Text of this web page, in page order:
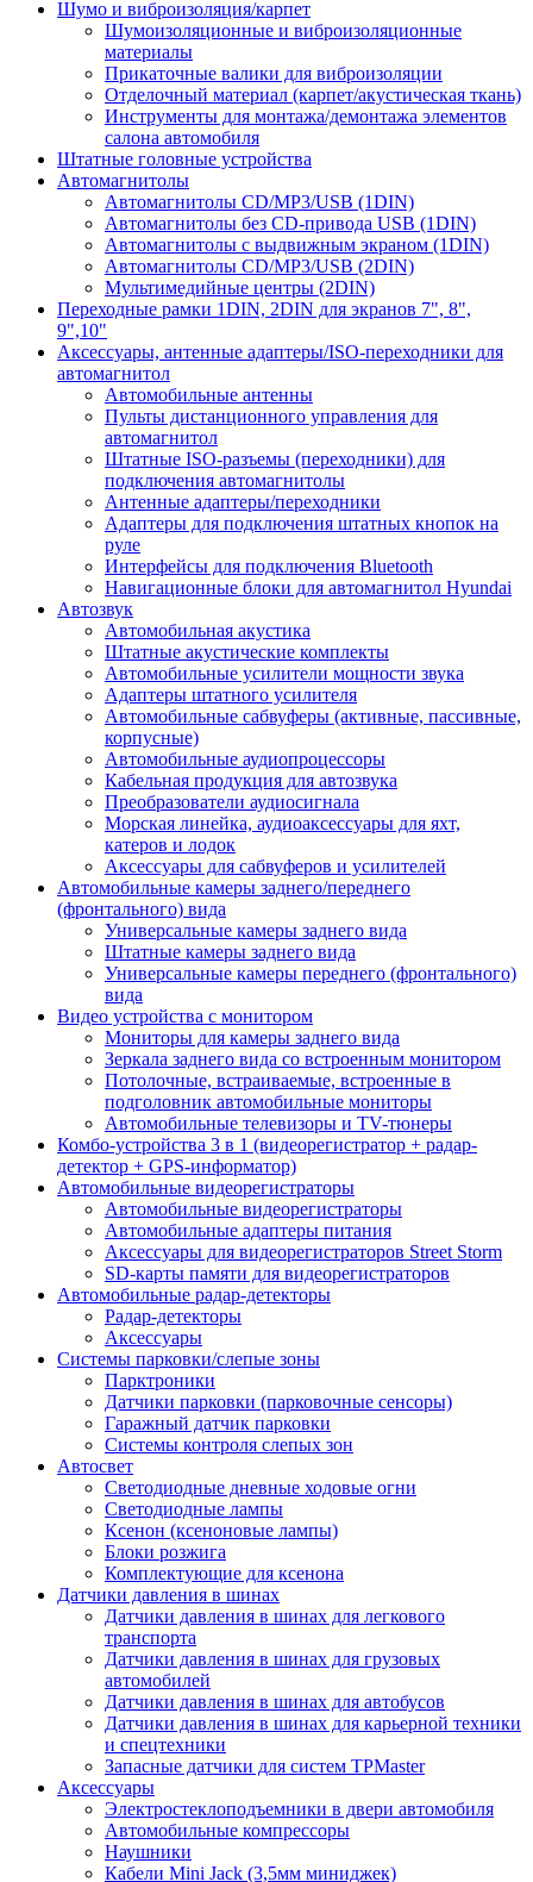
Шумо и виброизоляция/карпет
Шумоизоляционные и виброизоляционные
материалы
Прикаточные валики для виброизоляции
Отделочный материал (карпет/акустическая ткань)
Инструменты для монтажа/демонтажа элементов
салона автомобиля
Штатные головные устройства
Автомагнитолы
Автомагнитолы CD/MP3/USB (1DIN)
Автомагнитолы без CD-привода USB (1DIN)
Автомагнитолы с выдвижным экраном (1DIN)
Автомагнитолы CD/MP3/USB (2DIN)
Мультимедийные центры (2DIN)
Переходные рамки 1DIN, 2DIN для экранов 7", 8",
9",10"
Аксессуары, антенные адаптеры/ISO-переходники для
автомагнитол
Автомобильные антенны
Пульты дистанционного управления для
автомагнитол
Штатные ISO-разъемы (переходники) для
подключения автомагнитолы
Антенные адаптеры/переходники
Адаптеры для подключения штатных кнопок на
руле
Интерфейсы для подключения Bluetooth
Навигационные блоки для автомагнитол Hyundai
Автозвук
Автомобильная акустика
Штатные акустические комплекты
Автомобильные усилители мощности звука
Адаптеры штатного усилителя
Автомобильные сабвуферы (активные, пассивные,
корпусные)
Автомобильные аудиопроцессоры
Кабельная продукция для автозвука
Преобразователи аудиосигнала
Морская линейка, аудиоаксессуары для яхт,
катеров и лодок
Аксессуары для сабвуферов и усилителей
Автомобильные камеры заднего/переднего
(фронтального) вида
Универсальные камеры заднего вида
Штатные камеры заднего вида
Универсальные камеры переднего (фронтального)
вида
Видео устройства c монитором
Мониторы для камеры заднего вида
Зеркала заднего вида со встроенным монитором
Потолочные, встраиваемые, встроенные в
подголовник автомобильные мониторы
Автомобильные телевизоры и TV-тюнеры
Комбо-устройства 3 в 1 (видеорегистратор + радар-
детектор + GPS-информатор)
Автомобильные видеорегистраторы
Автомобильные видеорегистраторы
Автомобильные адаптеры питания
Аксессуары для видеорегистраторов Street Storm
SD-карты памяти для видеорегистраторов
Автомобильные радар-детекторы
Радар-детекторы
Аксессуары
Системы парковки/слепые зоны
Парктроники
Датчики парковки (парковочные сенсоры)
Гаражный датчик парковки
Системы контроля слепых зон
Автосвет
Светодиодные дневные ходовые огни
Светодиодные лампы
Ксенон (ксеноновые лампы)
Блоки розжига
Комплектующие для ксенона
Датчики давления в шинах
Датчики давления в шинах для легкового
транспорта
Датчики давления в шинах для грузовых
автомобилей
Датчики давления в шинах для автобусов
Датчики давления в шинах для карьерной техники
и спецтехники
Запасные датчики для систем TPMaster
Аксессуары
Электростеклоподъемники в двери автомобиля
Автомобильные компрессоры
Наушники
Кабели Mini Jack (3,5мм миниджек)